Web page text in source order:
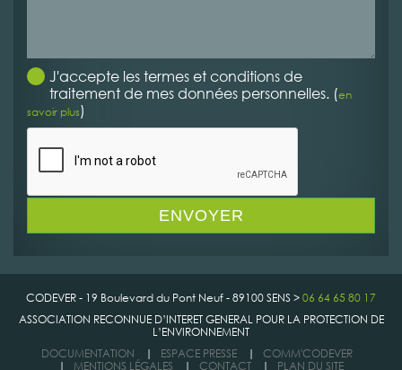
J'accepte les termes et conditions de
traitement de mes données personnelles. (en
savoir plus)
CODEVER - 19 Boulevard du Pont Neuf - 89100 SENS >06 64 65 80 17
ASSOCIATION RECONNUE D’INTERET GENERAL POUR LA PROTECTION DE
L’ENVIRONNEMENT
DOCUMENTATION | ESPACE PRESSE | COMM'CODEVER
| MENTIONS LÉGALES | CONTACT | PLAN DU SITE